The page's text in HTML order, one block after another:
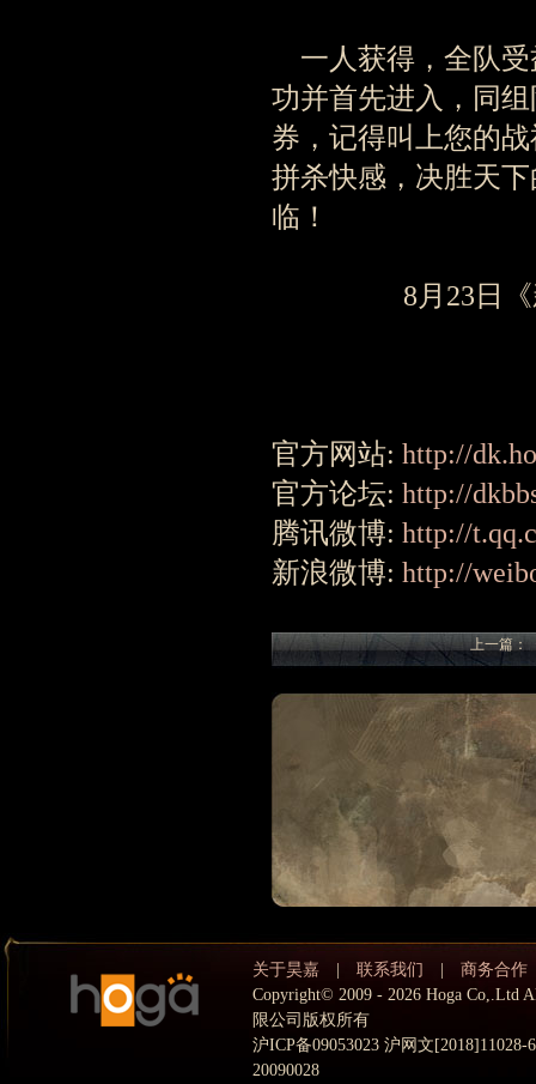
一人获得，全队受
功并首先进入，同
券，记得叫上您的
拼杀快感，决胜天
临！
8月23日
官方网站: http://
官方论坛: http://
腾讯微博: http://
新浪微博: http://
上一篇：
关于昊嘉 | 联系我们 | 商务合作
Copyright© 2009 - 2026 Hoga Co,.Ltd
限公司版权所有
沪ICP备09053023 沪网文
20090028